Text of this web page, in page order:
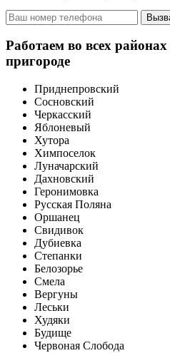
Работаем во всех
пригороде
Приднепровский
Сосновский
Черкасский
Яблоневый
Хутора
Химпоселок
Луначарский
Дахновский
Геронимовка
Русская Поляна
Оршанец
Свидивок
Дубиевка
Степанки
Белозорье
Смела
Вергуны
Леськи
Худяки
Будище
Червоная Слобода